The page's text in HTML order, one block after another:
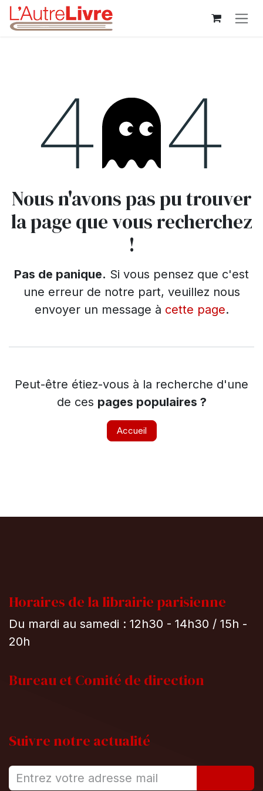
Se rendre au contenu
Erreur 404
Nous n'avons pas pu trouver
la page que vous recherchez
!
Pas de panique. Si vous pensez que c'est
une erreur de notre part, veuillez nous
envoyer un message à cette page.
Peut-être étiez-vous à la recherche d'une
de ces pages populaires ?
Accueil
Horaires de la librairie parisienne
Du mardi au samedi : 12h30 - 14h30 / 15h -
20h
Bureau etComité de direction
Suivre notre actualité